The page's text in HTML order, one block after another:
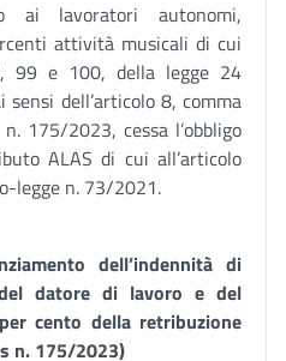
ai lavoratori autonomi,
attività musicali di cui
99 e 100, della legge 24
dell’articolo 8, comma
175/2023, cessa l’obbligo
ALAS di cui all’articolo
legge n. 73/2021.
dell’indennità di
datore di lavoro e del
cento della retribuzione
n. 175/2023)